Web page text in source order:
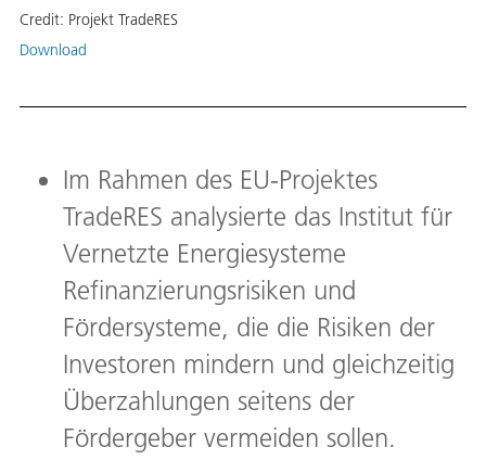
Credit: Projekt TradeRES
Download
Im Rahmen des EU-Projektes
TradeRES analysierte das Institut für
Vernetzte Energiesysteme
Refinanzierungsrisiken und
Fördersysteme, die die Risiken der
Investoren mindern und gleichzeitig
Überzahlungen seitens der
Fördergeber vermeiden sollen.